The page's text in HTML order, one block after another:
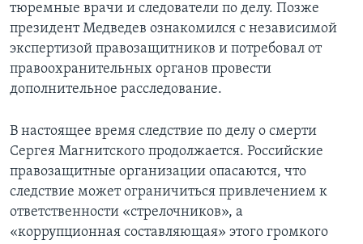
тюремные врачи и следователи по делу. Позже
президент Медведев ознакомился с независимой
экспертизой правозащитников и потребовал от
правоохранительных органов провести
дополнительное расследование.
В настоящее время следствие по делу о смерти
Сергея Магнитского продолжается. Российские
правозащитные организации опасаются, что
следствие может ограничиться привлечением к
ответственности «стрелочников», а
«коррупционная составляющая» этого громкого